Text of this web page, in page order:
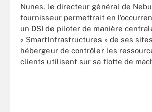
Nunes, le directeur général de
fournisseur permettrait en
un DSI de piloter de manière
« SmartInfrastructures » de ses
hébergeur de contrôler les
clients utilisent sur sa flotte de